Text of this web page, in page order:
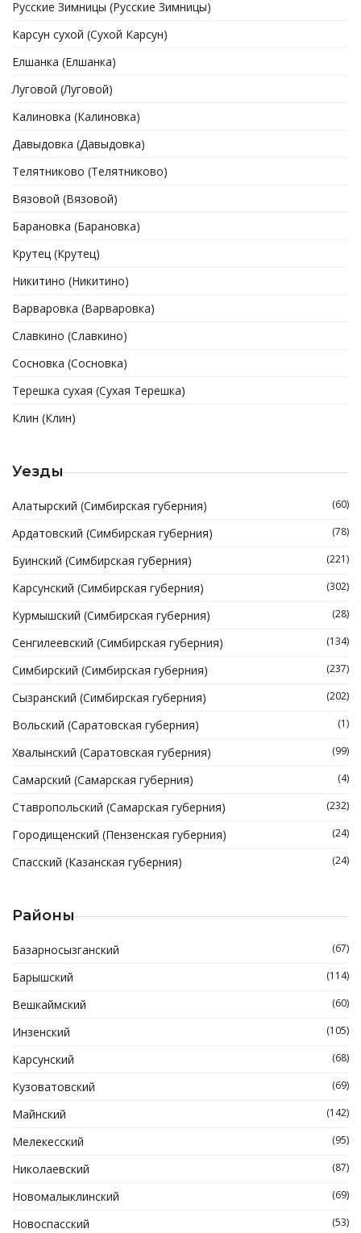
Русские Зимницы (Русские Зимницы)
Карсун сухой (Сухой Карсун)
Елшанка (Елшанка)
Луговой (Луговой)
Калиновка (Калиновка)
Давыдовка (Давыдовка)
Телятниково (Телятниково)
Вязовой (Вязовой)
Барановка (Барановка)
Крутец (Крутец)
Никитино (Никитино)
Варваровка (Варваровка)
Славкино (Славкино)
Сосновка (Сосновка)
Терешка сухая (Сухая Терешка)
Клин (Клин)
Уезды
Алатырский (Симбирская губерния) (60)
Ардатовский (Симбирская губерния) (78)
Буинский (Симбирская губерния) (221)
Карсунский (Симбирская губерния) (302)
Курмышский (Симбирская губерния) (28)
Сенгилеевский (Симбирская губерния) (134)
Симбирский (Симбирская губерния) (237)
Сызранский (Симбирская губерния) (202)
Вольский (Саратовская губерния) (1)
Хвалынский (Саратовская губерния) (99)
Самарский (Самарская губерния) (4)
Ставропольский (Самарская губерния) (232)
Городищенский (Пензенская губерния) (24)
Спасский (Казанская губерния) (24)
Районы
Базарносызганский (67)
Барышский (114)
Вешкаймский (60)
Инзенский (105)
Карсунский (68)
Кузоватовский (69)
Майнский (142)
Мелекесский (95)
Николаевский (87)
Новомалыклинский (69)
Новоспасский (53)